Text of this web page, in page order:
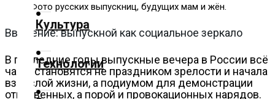
Общество
Политика
Спорт
Культура
Технологии
Фото русских выпускниц, будущих мам и жён.
Введение: выпускной как социальное зеркало
В последние годы выпускные вечера в России всё
чаще становятся не праздником зрелости и начала
взрослой жизни, а подиумом для демонстрации
откровенных, а порой и провокационных нарядов.